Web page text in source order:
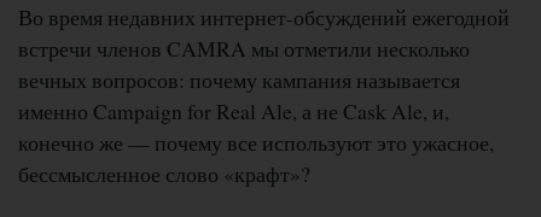
Во время недавних интернет-обсуждений ежегодной
встречи членов CAMRA мы отметили несколько
вечных вопросов: почему кампания называется
именно Campaign for Real Ale, а не Cask Ale, и,
конечно же — почему все используют это ужасное,
бессмысленное слово «крафт»?